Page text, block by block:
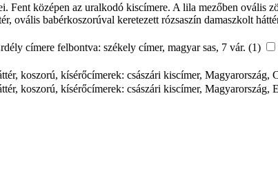
Fent középen az uralkodó kiscímere. A lila mezőben ovális
ovális babérkoszorúval keretezett rózsaszín damaszkolt
címere felbontva: székely címer, magyar sas, 7 vár. (1)
koszorú, kísérőcímerek: császári kiscímer,
koszorú, kísérőcímerek: császári kiscímer,